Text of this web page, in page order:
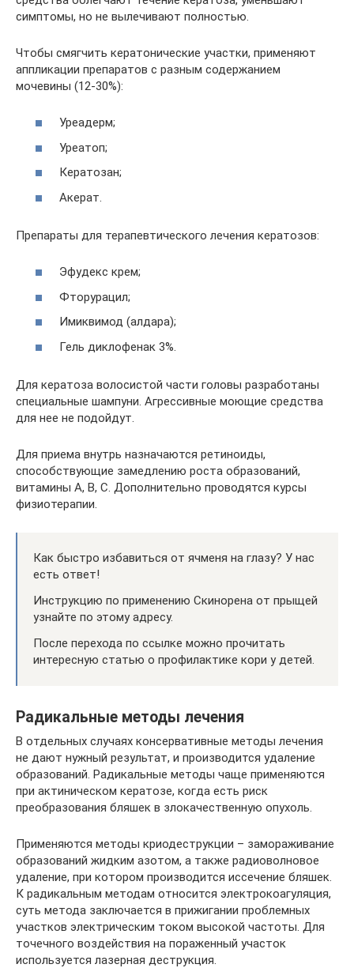
симптомы, но не вылечивают полностью.
Чтобы смягчить кератонические участки, применяют
аппликации препаратов с разным содержанием
мочевины (12-30%):
Уреадерм;
Уреатоп;
Кератозан;
Акерат.
Препараты для терапевтического лечения кератозов:
Эфудекс крем;
Фторурацил;
Имиквимод (алдара);
Гель диклофенак 3%.
Для кератоза волосистой части головы разработаны
специальные шампуни. Агрессивные моющие средства
для нее не подойдут.
Для приема внутрь назначаются ретиноиды,
способствующие замедлению роста образований,
витамины А, В, С. Дополнительно проводятся курсы
физиотерапии.
Как быстро избавиться от ячменя на глазу? У нас
есть ответ!
Инструкцию по применению Скинорена от прыщей
узнайте по этому адресу.
После перехода по ссылке можно прочитать
интересную статью о профилактике кори у детей.
Радикальные методы лечения
В отдельных случаях консервативные методы лечения
не дают нужный результат, и производится удаление
образований. Радикальные методы чаще применяются
при актиническом кератозе, когда есть риск
преобразования бляшек в злокачественную опухоль.
Применяются методы криодеструкции – замораживание
образований жидким азотом, а также радиоволновое
удаление, при котором производится иссечение бляшек.
К радикальным методам относится электрокоагуляция,
суть метода заключается в прижигании проблемных
участков электрическим током высокой частоты. Для
точечного воздействия на пораженный участок
используется лазерная деструкция.